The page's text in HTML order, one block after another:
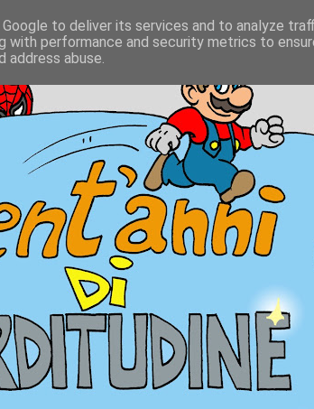
to deliver its services and to analyze
with performance and security metrics to
abuse.